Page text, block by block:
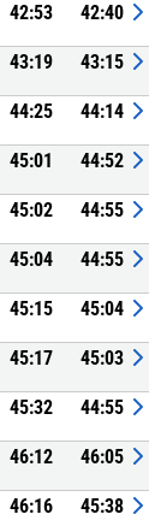
42:53 42:40
43:19 43:15
44:25 44:14
45:01 44:52
45:02 44:55
45:04 44:55
45:15 45:04
45:17 45:03
45:32 44:55
46:12 46:05
46:16 45:38